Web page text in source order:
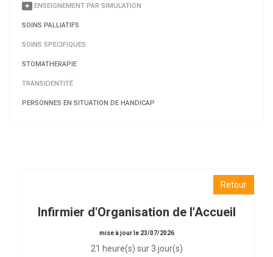
ENSEIGNEMENT PAR SIMULATION
SOINS PALLIATIFS
SOINS SPECIFIQUES
STOMATHERAPIE
TRANSIDENTITÉ
PERSONNES EN SITUATION DE HANDICAP
Retour
Infirmier d'Organisation de l'Accueil
mise à jour le 23/07/2026
21 heure(s) sur 3 jour(s)